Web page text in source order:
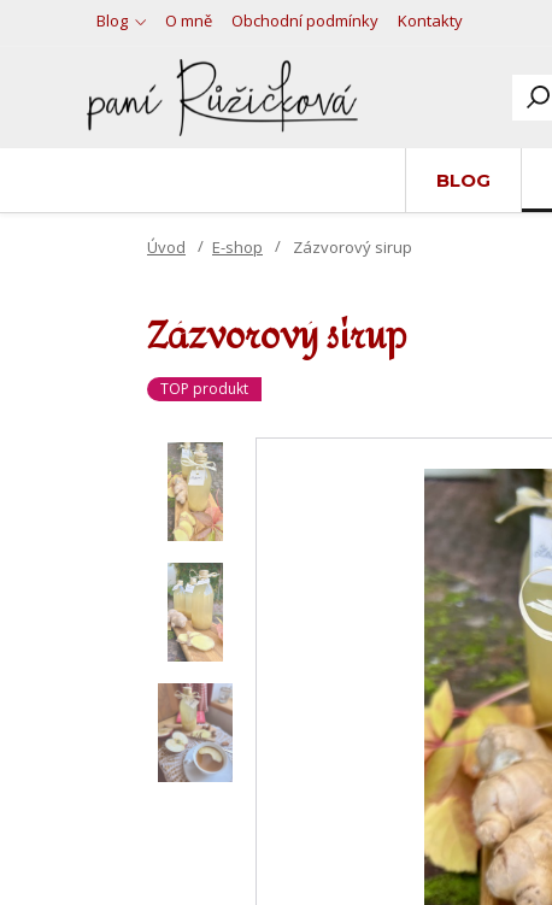
Blog O mně Obchodní podmínky Kontakty
BLOG
Úvod E-shop Zázvorový sirup
Zázvorový sirup
TOP produkt